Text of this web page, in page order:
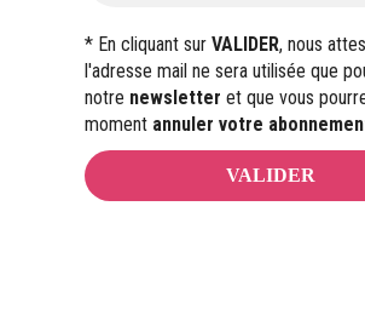
* En cliquant sur VALIDER, nous
l'adresse mail ne sera utilisée que
notre newsletter et que vous
moment annuler votre